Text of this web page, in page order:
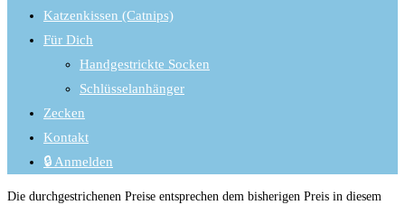
Katzenkissen (Catnips)
Für Dich
Handgestrickte Socken
Schlüsselanhänger
Zecken
Kontakt
🔒 Anmelden
Die durchgestrichenen Preise entsprechen dem bisherigen Preis in diesem